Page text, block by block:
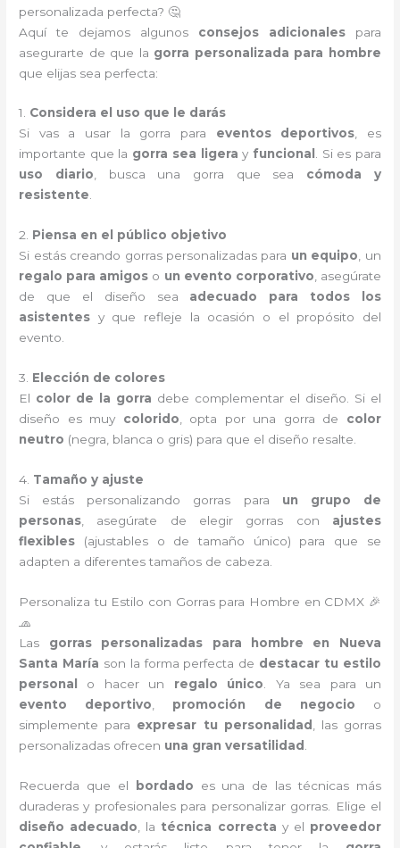
personalizada perfecta? 🤔
Aquí te dejamos algunos consejos adicionalespara
asegurarte de que la gorra personalizada para hombre
que elijas sea perfecta:
1. Considera el uso que le darás
Si vas a usar la gorra para eventos deportivos, es
importante que la gorra sea ligera y funcional . Si es para
uso diario, busca una gorra que sea cómoda y
resistente.
2. Piensa en el público objetivo
Si estás creando gorras personalizadas para un equipo, un
regalo para amigos o un evento corporativo, asegúrate
de que el diseño sea adecuado para todos los
asistentes y que refleje la ocasión o el propósito del
evento.
3. Elección de colores
El color de la gorra debe complementar el diseño. Si el
diseño es muy colorido , opta por una gorra de color
neutro (negra, blanca o gris) para que el diseño resalte.
4. Tamaño y ajuste
Si estás personalizando gorras para un grupo de
personas , asegúrate de elegir gorras con ajustes
flexibles (ajustables o de tamaño único) para que se
adapten a diferentes tamaños de cabeza.
Personaliza tu Estilo con Gorras para Hombre en CDMX 🎉
🧢
Las gorras personalizadas para hombre en Nueva
Santa María son la forma perfecta de destacar tu estilo
personal
o hacer un regalo único . Ya sea para un
evento deportivo
promoción de negocio o
simplemente para expresar tu personalidad
, las gorras
personalizadas ofrecen una gran versatilidad
Recuerda que el bordado es una de las técnicas más
duraderas y profesionales para personalizar gorras. Elige el
diseño adecuado , la técnica correcta y el proveedor